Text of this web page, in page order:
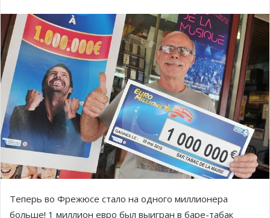
Теперь во Фрежюсе стало на одного миллионера
больше! 1 миллион евро был выигран в баре-табак